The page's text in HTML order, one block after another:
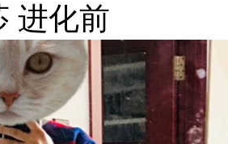
进化前